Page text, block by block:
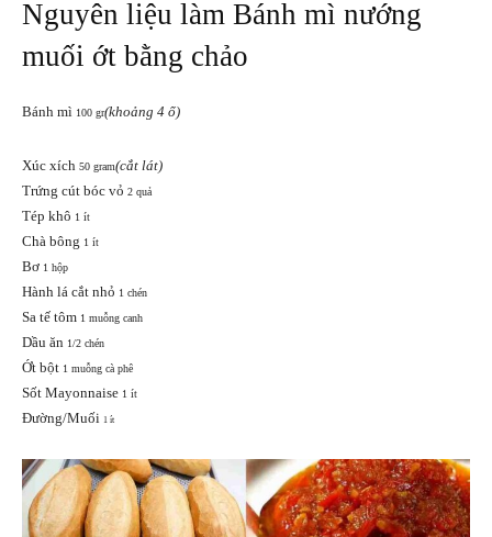
Nguyên liệu làm Bánh mì nướng
muối ớt bằng chảo
Bánh mì 100 gr(khoảng 4 ổ)
Xúc xích 50 gram(cắt lát)
Trứng cút bóc vỏ 2 quả
Tép khô 1 ít
Chà bông 1 ít
Bơ 1 hộp
Hành lá cắt nhỏ 1 chén
Sa tế tôm 1 muỗng canh
Dầu ăn 1/2 chén
Ớt bột 1 muỗng cà phê
Sốt Mayonnaise 1 ít
Đường/Muối 1 ít